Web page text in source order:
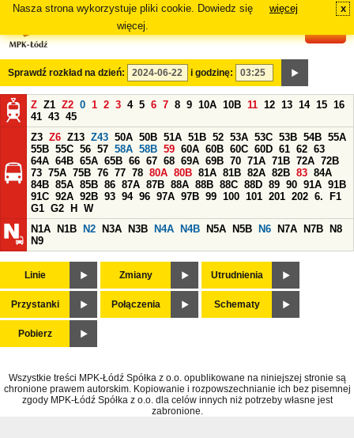
Nasza strona wykorzystuje pliki cookie. Dowiedz się
więcej.
więcej x
Sprawdź rozkład na dzień: i godzinę:
Z Z1 Z2 0 1 2 3 4 5 6 7 8 9 10A 10B 11 12 13 14 15 16
41 43 45
Z3 Z6 Z13 Z43 50A 50B 51A 51B 52 53A 53C 53B 54B 55A
55B 55C 56 57 58A 58B 59 60A 60B 60C 60D 61 62 63
64A 64B 65A 65B 66 67 68 69A 69B 70 71A 71B 72A 72B
73 75A 75B 76 77 78 80A 80B 81A 81B 82A 82B 83 84A
84B 85A 85B 86 87A 87B 88A 88B 88C 88D 89 90 91A 91B
91C 92A 92B 93 94 96 97A 97B 99 100 101 201 202 6.
F1
G1 G2 H
W
N1A
N1B N2 N3A N3B N4A N4B N5A N5B N6 N7A N7B
N8
N9
Linie Zmiany Utrudnienia
Przystanki Połączenia Schematy
Pobierz
Wszystkie treści MPK-Łódź Spółka z o.o. opublikowane na niniejszej stronie są
chronione prawem autorskim. Kopiowanie i rozpowszechnianie ich bez pisemnej
zgody MPK-Łódź Spółka z o.o. dla celów innych niż potrzeby własne jest
zabronione.